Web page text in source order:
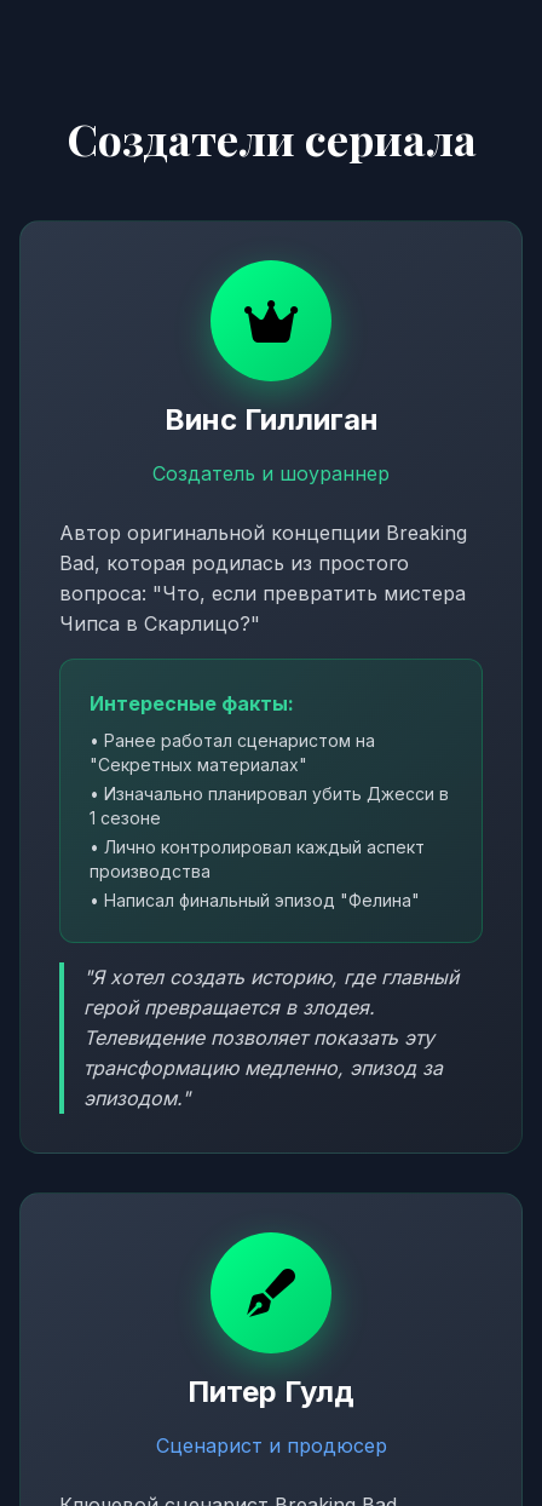
Создатели сериала
Винс Гиллиган
Создатель и шоураннер
Автор оригинальной концепции Breaking
Bad, которая родилась из простого
вопроса: "Что, если превратить мистера
Чипса в Скарлицо?"
Интересные факты:
• Ранее работал сценаристом на
"Секретных материалах"
• Изначально планировал убить Джесси в
1 сезоне
• Лично контролировал каждый аспект
производства
• Написал финальный эпизод "Фелина"
"Я хотел создать историю, где главный
герой превращается в злодея.
Телевидение позволяет показать эту
трансформацию медленно, эпизод за
эпизодом."
Питер Гулд
Сценарист и продюсер